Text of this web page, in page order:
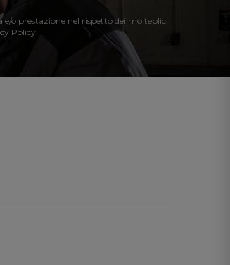
o prestazione nel rispetto dei molteplici
Policy.